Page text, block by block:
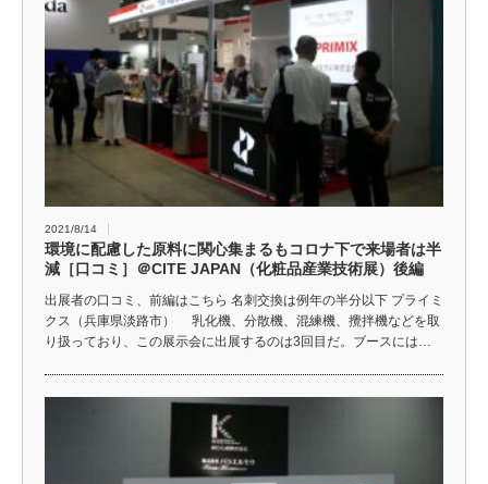
2021/8/14
環境に配慮した原料に関心集まるもコロナ下で来場者は半
減［口コミ］＠CITE JAPAN（化粧品産業技術展）後編
出展者の口コミ、前編はこちら 名刺交換は例年の半分以下 プライミ
クス（兵庫県淡路市） 乳化機、分散機、混練機、攪拌機などを取
り扱っており、この展示会に出展するのは3回目だ。ブースには…